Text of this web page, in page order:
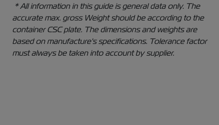
* All information in this guide is general data only. The
accurate max. gross Weight should be according to the
container CSC plate. The dimensions and weights are
based on manufacture's specifications. Tolerance factor
must always be taken into account by supplier.